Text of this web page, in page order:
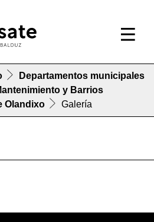
Departamentos municipales
y Barrios
Olandixo Galería